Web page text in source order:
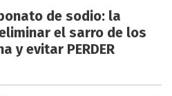
de sodio: la
eliminar el sarro de los
y evitar PERDER